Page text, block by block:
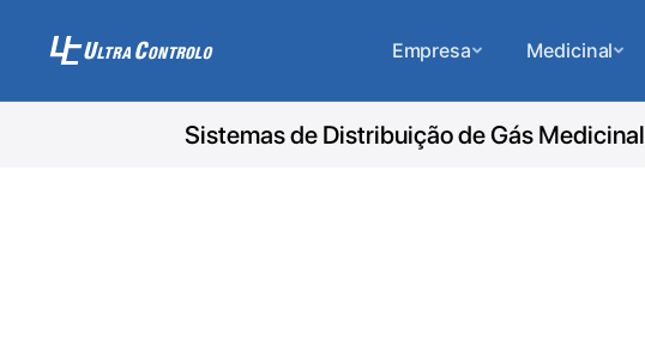
Empresa Medicinal
Sistemas de Distribuição de Gás Medicinal